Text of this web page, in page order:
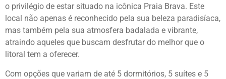
o privilégio de estar situado na icônica Praia Brava. Este
local não apenas é reconhecido pela sua beleza paradisíaca,
mas também pela sua atmosfera badalada e vibrante,
atraindo aqueles que buscam desfrutar do melhor que o
litoral tem a oferecer.
Com opções que variam de até 5 dormitórios, 5 suítes e 5